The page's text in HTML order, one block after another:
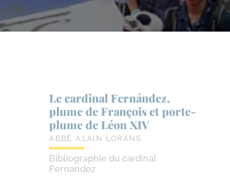
Le cardinal Fernández,
plume de François et porte-​
plume de Léon XIV
ABBÉ ALAIN LORANS
Bibliographie du cardinal
Fernandez